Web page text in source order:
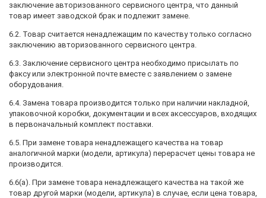
заключение авторизованного сервисного центра, что данный
товар имеет заводской брак и подлежит замене.
6.2. Товар считается ненадлежащим по качеству только согласно
заключению авторизованного сервисного центра.
6.3. Заключение сервисного центра необходимо присылать по
факсу или электронной почте вместе с заявлением о замене
оборудования.
6.4. Замена товара производится только при наличии накладной,
упаковочной коробки, документации и всех аксессуаров, входящих
в первоначальный комплект поставки.
6.5. При замене товара ненадлежащего качества на товар
аналогичной марки (модели, артикула) перерасчет цены товара не
производится.
6.6(а). При замене товара ненадлежащего качества на такой же
товар другой марки (модели, артикула) в случае, если цена товара,